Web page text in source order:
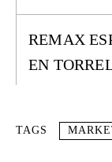
REMAX
EN
TAGS